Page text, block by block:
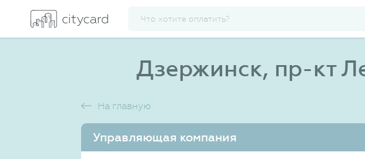
Дзержинск, пр-кт
На главную
Управляющая компания